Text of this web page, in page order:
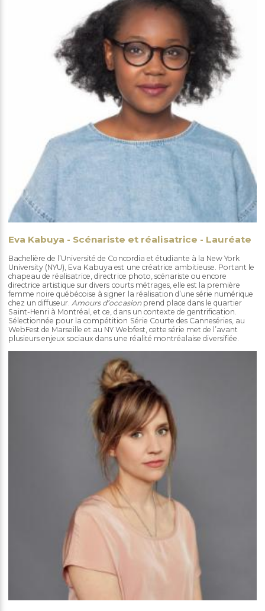
Eva Kabuya - Scénariste et réalisatrice - Lauréate
Bachelière de l’Université de Concordia et étudiante à la New York
University (NYU), Eva Kabuya est une créatrice ambitieuse. Portant le
chapeau de réalisatrice, directrice photo, scénariste ou encore
directrice artistique sur divers courts métrages, elle est la première
femme noire québécoise à signer la réalisation d’une série numérique
chez un diffuseur.Amours d’occasionprend place dans le quartier
Saint-Henri à Montréal, et ce, dans un contexte de gentrification.
Sélectionnée pour la compétition Série Courte des Canneséries, au
WebFest de Marseille et au NY Webfest, cette série met de l’avant
plusieurs enjeux sociaux dans une réalité montréalaise diversifiée.